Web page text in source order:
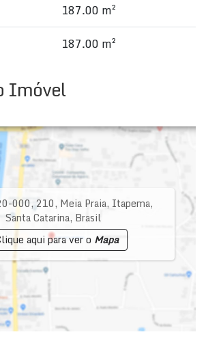
187.00 m²
187.00 m²
Imóvel
000, 210, Meia Praia, Itapema,
Santa Catarina, Brasil
aqui para ver o Mapa